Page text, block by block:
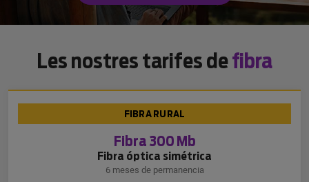
Les nostres tarifes defibra
FIBRA RURAL
Fibra 300 Mb
Fibra óptica simétrica
6 meses de permanencia